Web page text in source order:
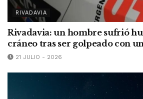
RIVADAVIA
Rivadavia: un hombre sufrió
cráneo tras ser golpeado con
21 JULIO - 2026